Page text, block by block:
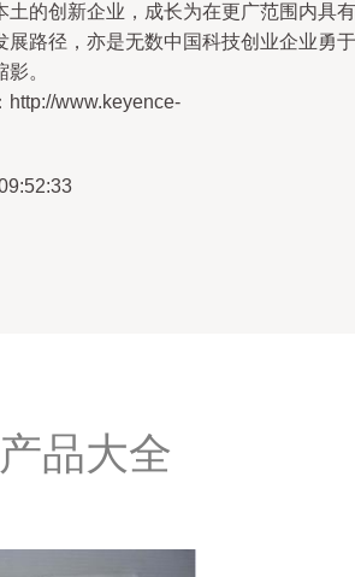
土的创新企业，成长为在更广范围内具有
展路径，亦是无数中国科技创业企业勇于
。
http://www.keyence-
产品大全